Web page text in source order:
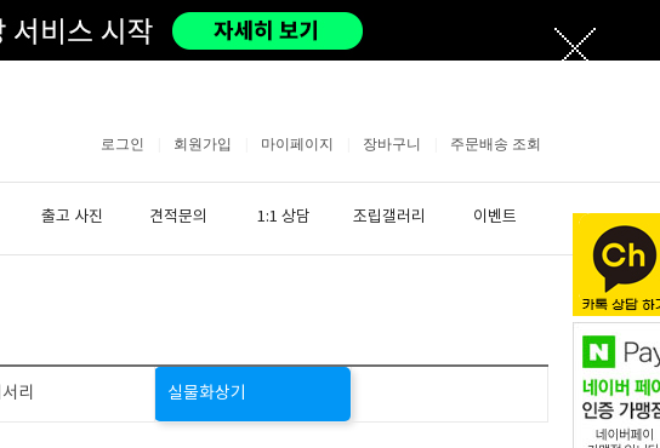
로그인 회원가입 마이페이지 장바구니 주문배송 조회
출고 사진 견적문의 1:1 상담 조립갤러리 이벤트
리 실물화상기